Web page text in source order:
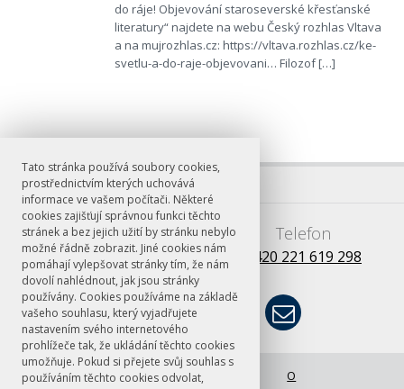
Tato stránka používá soubory cookies,
prostřednictvím kterých uchovává
informace ve vašem počítači. Některé
cookies zajišťují správnou funkci těchto
stránek a bez jejich užití by stránku nebylo
možné řádně zobrazit. Jiné cookies nám
pomáhají vylepšovat stránky tím, že nám
dovolí nahlédnout, jak jsou stránky
používány. Cookies používáme na základě
vašeho souhlasu, který vyjadřujete
nastavením svého internetového
prohlížeče tak, že ukládání těchto cookies
umožňuje. Pokud si přejete svůj souhlas s
používáním těchto cookies odvolat,
do ráje! Objevování staroseverské křesťanské
literatury“ najdete na webu Český rozhlas Vltava
a na mujrozhlas.cz: https://vltava.rozhlas.cz/ke-
svetlu-a-do-raje-objevovani… Filozof […]
E-mail
books@ff.cuni.cz
Telefon
+420 221 619 298
© FF UK 2026 Úvodní stránka
O